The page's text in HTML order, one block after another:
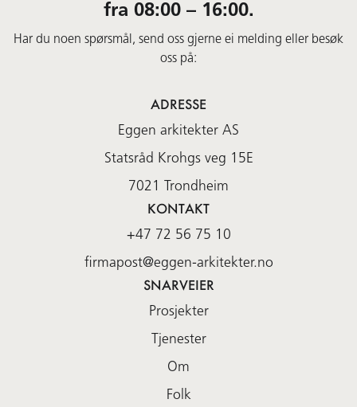
fra 08:00 – 16:00.
Har du noen spørsmål, send oss gjerne ei melding eller besøk
oss på:
ADRESSE
Eggen arkitekter AS
Statsråd Krohgs veg 15E
7021 Trondheim
KONTAKT
+47 72 56 75 10
firmapost@eggen-arkitekter.no
SNARVEIER
Prosjekter
Tjenester
Om
Folk